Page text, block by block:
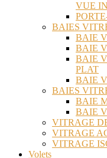
VUE
BAIES
BAIE
BAIE
BAIE
PLAT
BAIE
BAIES
BAIE
BAIE
VITRAGE
VITRAGE
VITRAGE
Volets